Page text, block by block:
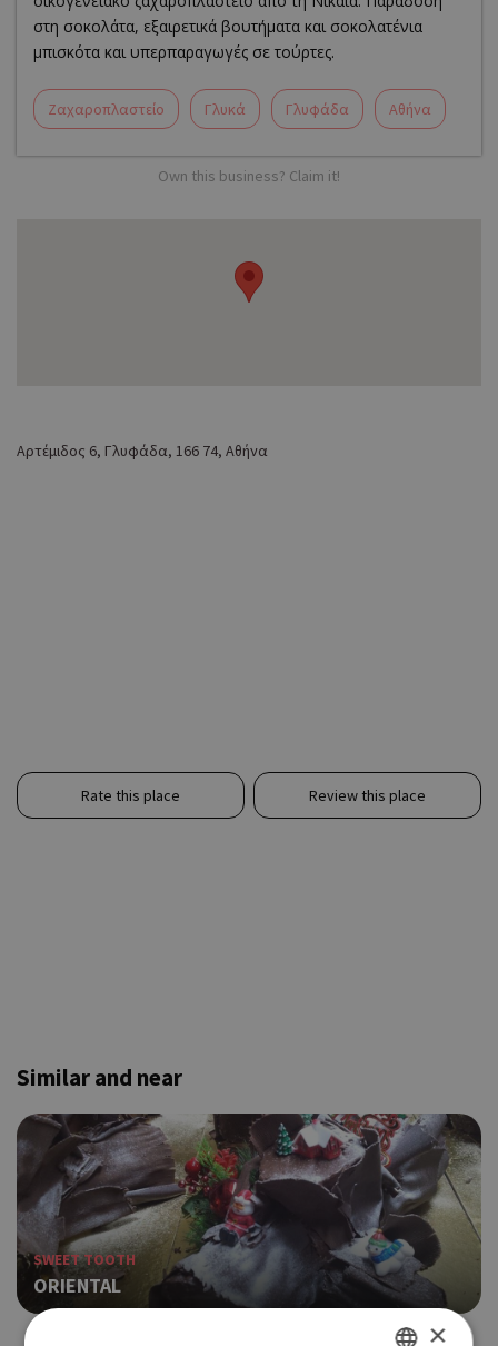
στη σοκολάτα, εξαιρετικά βουτήματα και σοκολατένια
μπισκότα και υπερπαραγωγές σε τούρτες.
Ζαχαροπλαστείο Γλυκά Γλυφάδα Αθήνα
Own this business? Claim it!
Αρτέμιδος 6, Γλυφάδα, 166 74, Αθήνα
Rate this place Review this place
Similar and near
SWEET TOOTH
ORIENTAL
×